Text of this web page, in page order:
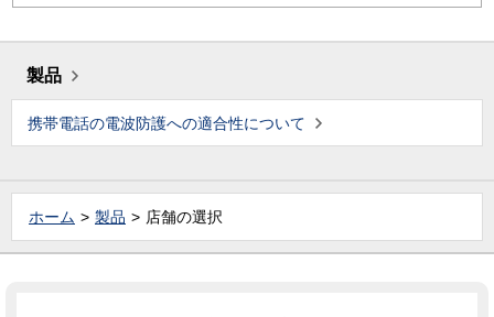
製品
携帯電話の電波防護への適合性について
ホーム 製品 店舗の選択